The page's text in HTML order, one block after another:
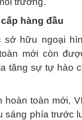
hàng đầu
sở hữu ngoại
mới còn
tăng sự tự hào
hoàn toàn mới,
sáng phía trước